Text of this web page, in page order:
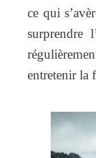
ce qui
surprendre
entretenir la